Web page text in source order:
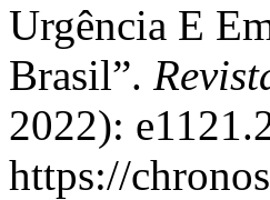
Urgência E
Brasil”.
2022):
https://